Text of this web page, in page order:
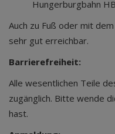
Hungerburgbahn
Auch zu Fuß oder mit
sehr gut erreichbar.
Barrierefreiheit:
Alle wesentlichen Teile
zugänglich. Bitte wende
hast.